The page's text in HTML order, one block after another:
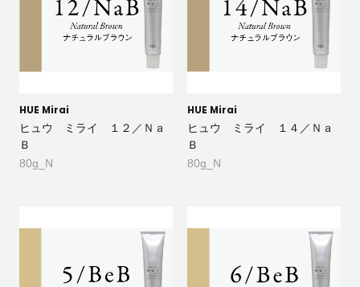
HUE Mirai
ヒュウ ミライ １２／Ｎａ
Ｂ
80g_N
HUE Mirai
ヒュウ ミライ １４／Ｎａ
Ｂ
80g_N